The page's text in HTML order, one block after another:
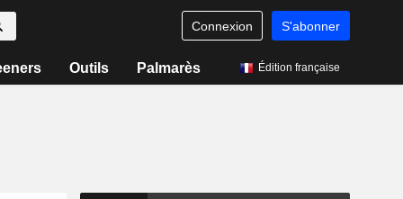
Connexion S'abonner
Outils Palmarès Édition française